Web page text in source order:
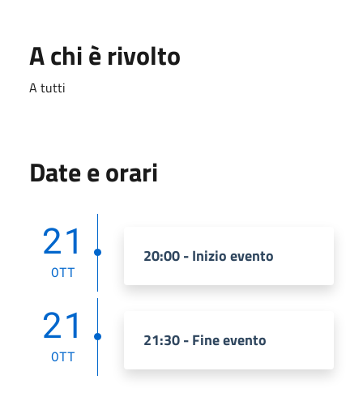
A chi è rivolto
A tutti
Date e orari
21
OTT
20:00 - Inizio evento
21
OTT
21:30 - Fine evento